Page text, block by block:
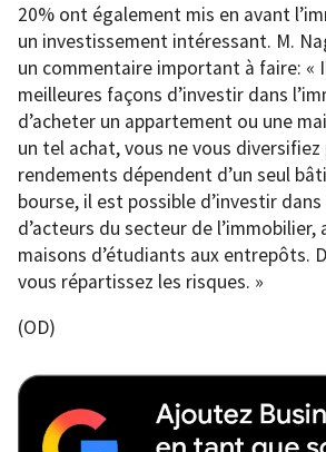
20% ont également mis en avant
un investissement intéressant. M.
un commentaire important à faire: «
meilleures façons d’investir dans
d’acheter un appartement ou une
un tel achat, vous ne vous diversifiez
rendements dépendent d’un seul
bourse, il est possible d’investir
d’acteurs du secteur de l’immobilier,
maisons d’étudiants aux entrepôts.
vous répartissez les risques. »
(OD)